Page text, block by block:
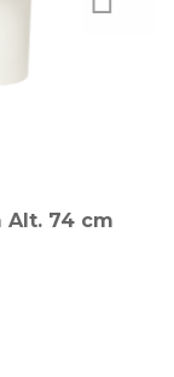
Alt. 74 cm